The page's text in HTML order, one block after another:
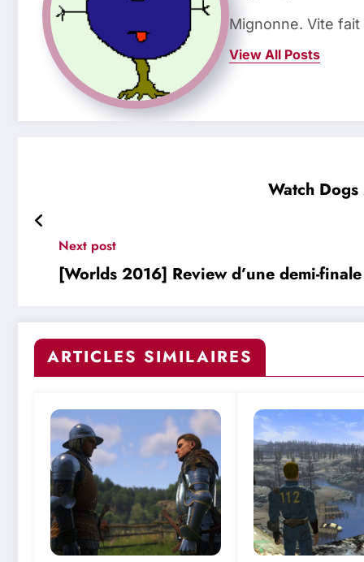
Mignonne. Vite fait
View All Posts
Watch
Next post
[Worlds 2016] Review d’une demi-
ARTICLES SIMILAIRES